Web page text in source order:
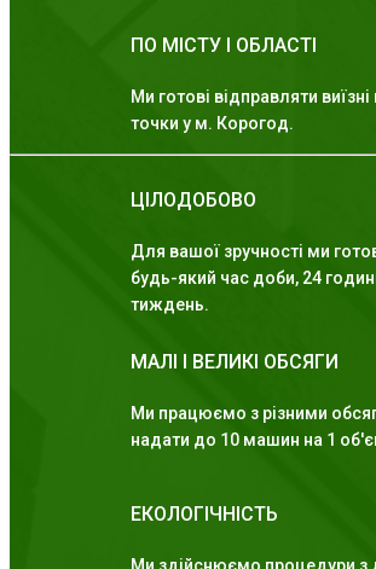
ПО МІСТУ І ОБЛАСТІ
Ми готові відправляти
точки у м. Корогод.
ЦІЛОДОБОВО
Для вашої зручності ми
будь-який час доби, 24
тиждень.
МАЛІ І ВЕЛИКІ ОБСЯГИ
Ми працюємо з різними
надати до 10 машин на 1
ЕКОЛОГІЧНІСТЬ